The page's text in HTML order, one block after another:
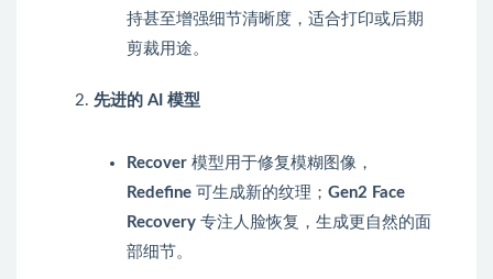
持甚至增强细节清晰度，适合打印或后期
剪裁用途。
先进的 AI 模型
Recover 模型用于修复模糊图像，
Redefine 可生成新的纹理； Gen2 Face
Recovery 专注人脸恢复，生成更自然的面
部细节。